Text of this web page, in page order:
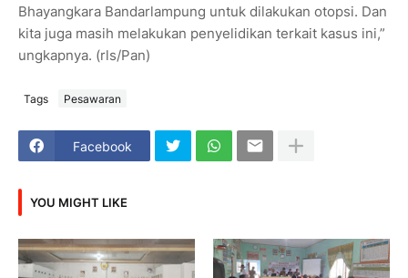
Bhayangkara Bandarlampung untuk dilakukan otopsi. Dan
kita juga masih melakukan penyelidikan terkait kasus ini,”
ungkapnya. (rls/Pan)
Tags Pesawaran
Facebook
YOU MIGHT LIKE